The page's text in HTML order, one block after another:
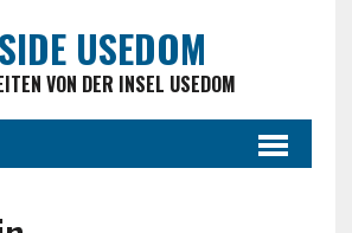
USEDOM
VON DER INSEL USEDOM